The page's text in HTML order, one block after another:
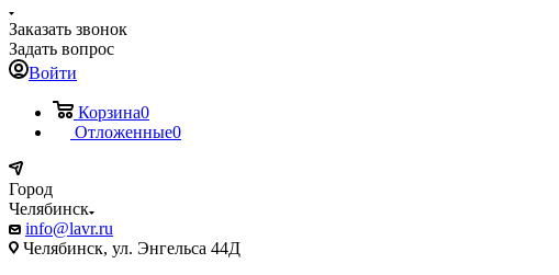
Заказать звонок
Задать вопрос
Войти
Корзина0
Отложенные0
Город
Челябинск
info@lavr.ru
Челябинск, ул. Энгельса 44Д